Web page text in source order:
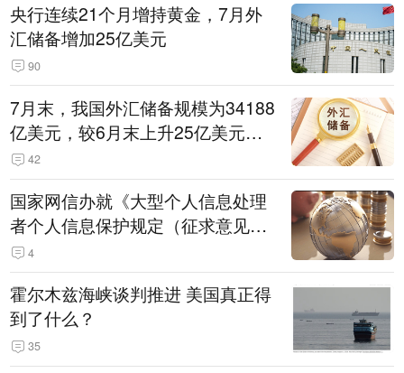
央行连续21个月增持黄金，7月外
汇储备增加25亿美元
90
7月末，我国外汇储备规模为34188
亿美元，较6月末上升25亿美元，
升幅为0.07%
42
国家网信办就《大型个人信息处理
者个人信息保护规定（征求意见
稿）》公开征求意见
4
霍尔木兹海峡谈判推进 美国真正得
到了什么？
35